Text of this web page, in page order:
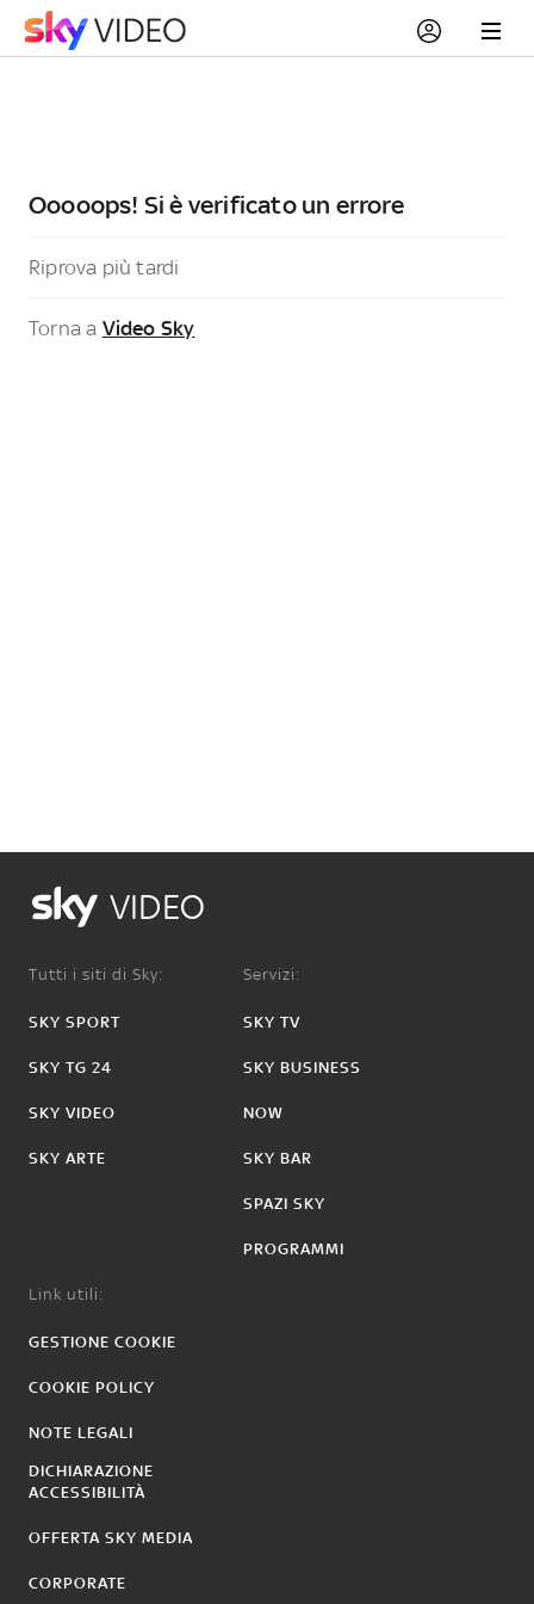
Ooooops! Si è verificato un errore
Riprova più tardi
Torna a Video Sky
VIDEO
Tutti i siti di Sky:
SKY SPORT
SKY TG 24
SKY VIDEO
SKY ARTE
Servizi:
SKY TV
SKY BUSINESS
NOW
SKY BAR
SPAZI SKY
PROGRAMMI
Link utili:
GESTIONE COOKIE
COOKIE POLICY
NOTE LEGALI
DICHIARAZIONE
ACCESSIBILITÀ
OFFERTA SKY MEDIA
CORPORATE